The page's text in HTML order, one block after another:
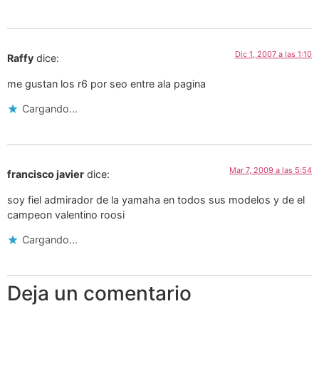
Raffy dice: Dic 1, 2007 a las 1:10
me gustan los r6 por seo entre ala pagina
Cargando...
francisco javier dice: Mar 7, 2009 a las 5:54
soy fiel admirador de la yamaha en todos sus modelos y de el
campeon valentino roosi
Cargando...
Deja un comentario